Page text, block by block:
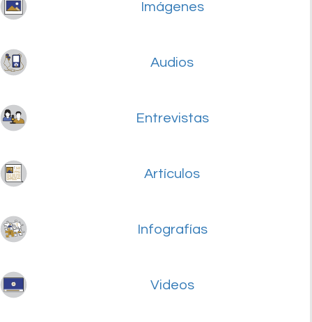
Imágenes
Audios
Entrevistas
Artículos
Infografías
Videos